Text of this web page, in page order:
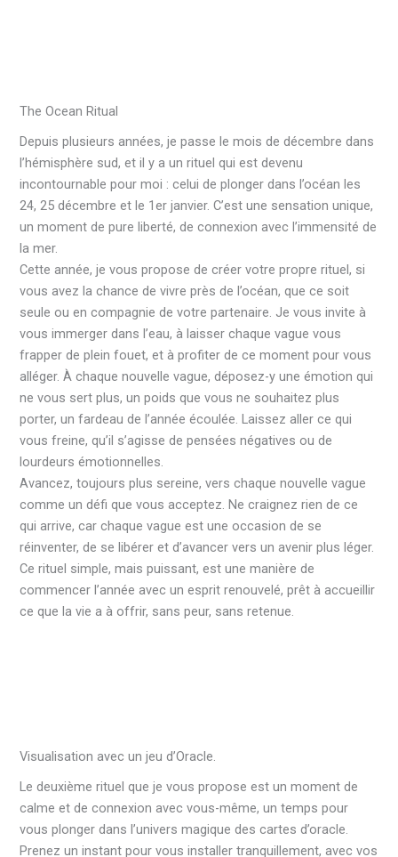
The Ocean Ritual
Depuis plusieurs années, je passe le mois de décembre dans
l’hémisphère sud, et il y a un rituel qui est devenu
incontournable pour moi : celui de plonger dans l’océan les
24, 25 décembre et le 1er janvier. C’est une sensation unique,
un moment de pure liberté, de connexion avec l’immensité de
la mer.
Cette année, je vous propose de créer votre propre rituel, si
vous avez la chance de vivre près de l’océan, que ce soit
seule ou en compagnie de votre partenaire. Je vous invite à
vous immerger dans l’eau, à laisser chaque vague vous
frapper de plein fouet, et à profiter de ce moment pour vous
alléger. À chaque nouvelle vague, déposez-y une émotion qui
ne vous sert plus, un poids que vous ne souhaitez plus
porter, un fardeau de l’année écoulée. Laissez aller ce qui
vous freine, qu’il s’agisse de pensées négatives ou de
lourdeurs émotionnelles.
Avancez, toujours plus sereine, vers chaque nouvelle vague
comme un défi que vous acceptez. Ne craignez rien de ce
qui arrive, car chaque vague est une occasion de se
réinventer, de se libérer et d’avancer vers un avenir plus léger.
Ce rituel simple, mais puissant, est une manière de
commencer l’année avec un esprit renouvelé, prêt à accueillir
ce que la vie a à offrir, sans peur, sans retenue.
Visualisation avec un jeu d’Oracle.
Le deuxième rituel que je vous propose est un moment de
calme et de connexion avec vous-même, un temps pour
vous plonger dans l’univers magique des cartes d’oracle.
Prenez un instant pour vous installer tranquillement, avec vos